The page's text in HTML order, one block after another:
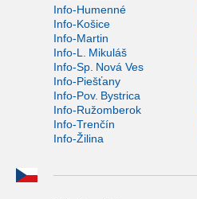
Info-Humenné
Info-Košice
Info-Martin
Info-L. Mikuláš
Info-Sp. Nová Ves
Info-Piešťany
Info-Pov. Bystrica
Info-Ružomberok
Info-Trenčín
Info-Žilina